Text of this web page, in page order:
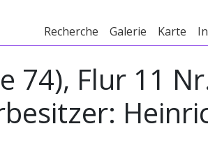
Recherche Galerie Karte
74), Flur 11